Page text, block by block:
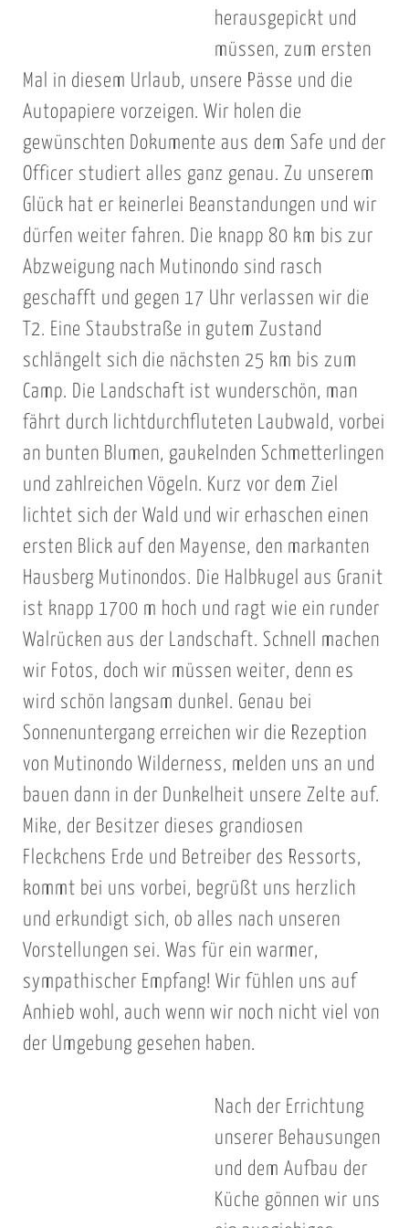
herausgepickt und
müssen, zum ersten
Mal in diesem Urlaub, unsere Pässe und die
Autopapiere vorzeigen. Wir holen die
gewünschten Dokumente aus dem Safe und der
Officer studiert alles ganz genau. Zu unserem
Glück hat er keinerlei Beanstandungen und wir
dürfen weiter fahren. Die knapp 80 km bis zur
Abzweigung nach Mutinondo sind rasch
geschafft und gegen 17 Uhr verlassen wir die
T2. Eine Staubstraße in gutem Zustand
schlängelt sich die nächsten 25 km bis zum
Camp. Die Landschaft ist wunderschön, man
fährt durch lichtdurchfluteten Laubwald, vorbei
an bunten Blumen, gaukelnden Schmetterlingen
und zahlreichen Vögeln. Kurz vor dem Ziel
lichtet sich der Wald und wir erhaschen einen
ersten Blick auf den Mayense, den markanten
Hausberg Mutinondos. Die Halbkugel aus Granit
ist knapp 1700 m hoch und ragt wie ein runder
Walrücken aus der Landschaft. Schnell machen
wir Fotos, doch wir müssen weiter, denn es
wird schön langsam dunkel. Genau bei
Sonnenuntergang erreichen wir die Rezeption
von Mutinondo Wilderness, melden uns an und
bauen dann in der Dunkelheit unsere Zelte auf.
Mike, der Besitzer dieses grandiosen
Fleckchens Erde und Betreiber des Ressorts,
kommt bei uns vorbei, begrüßt uns herzlich
und erkundigt sich, ob alles nach unseren
Vorstellungen sei. Was für ein warmer,
sympathischer Empfang! Wir fühlen uns auf
Anhieb wohl, auch wenn wir noch nicht viel von
der Umgebung gesehen haben.
Nach der Errichtung
unserer Behausungen
und dem Aufbau der
Küche gönnen wir uns